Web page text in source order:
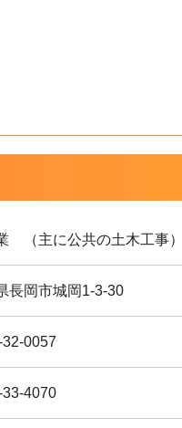
（主に公共の土木工事）
長岡市城岡1-3-30
0057
4070